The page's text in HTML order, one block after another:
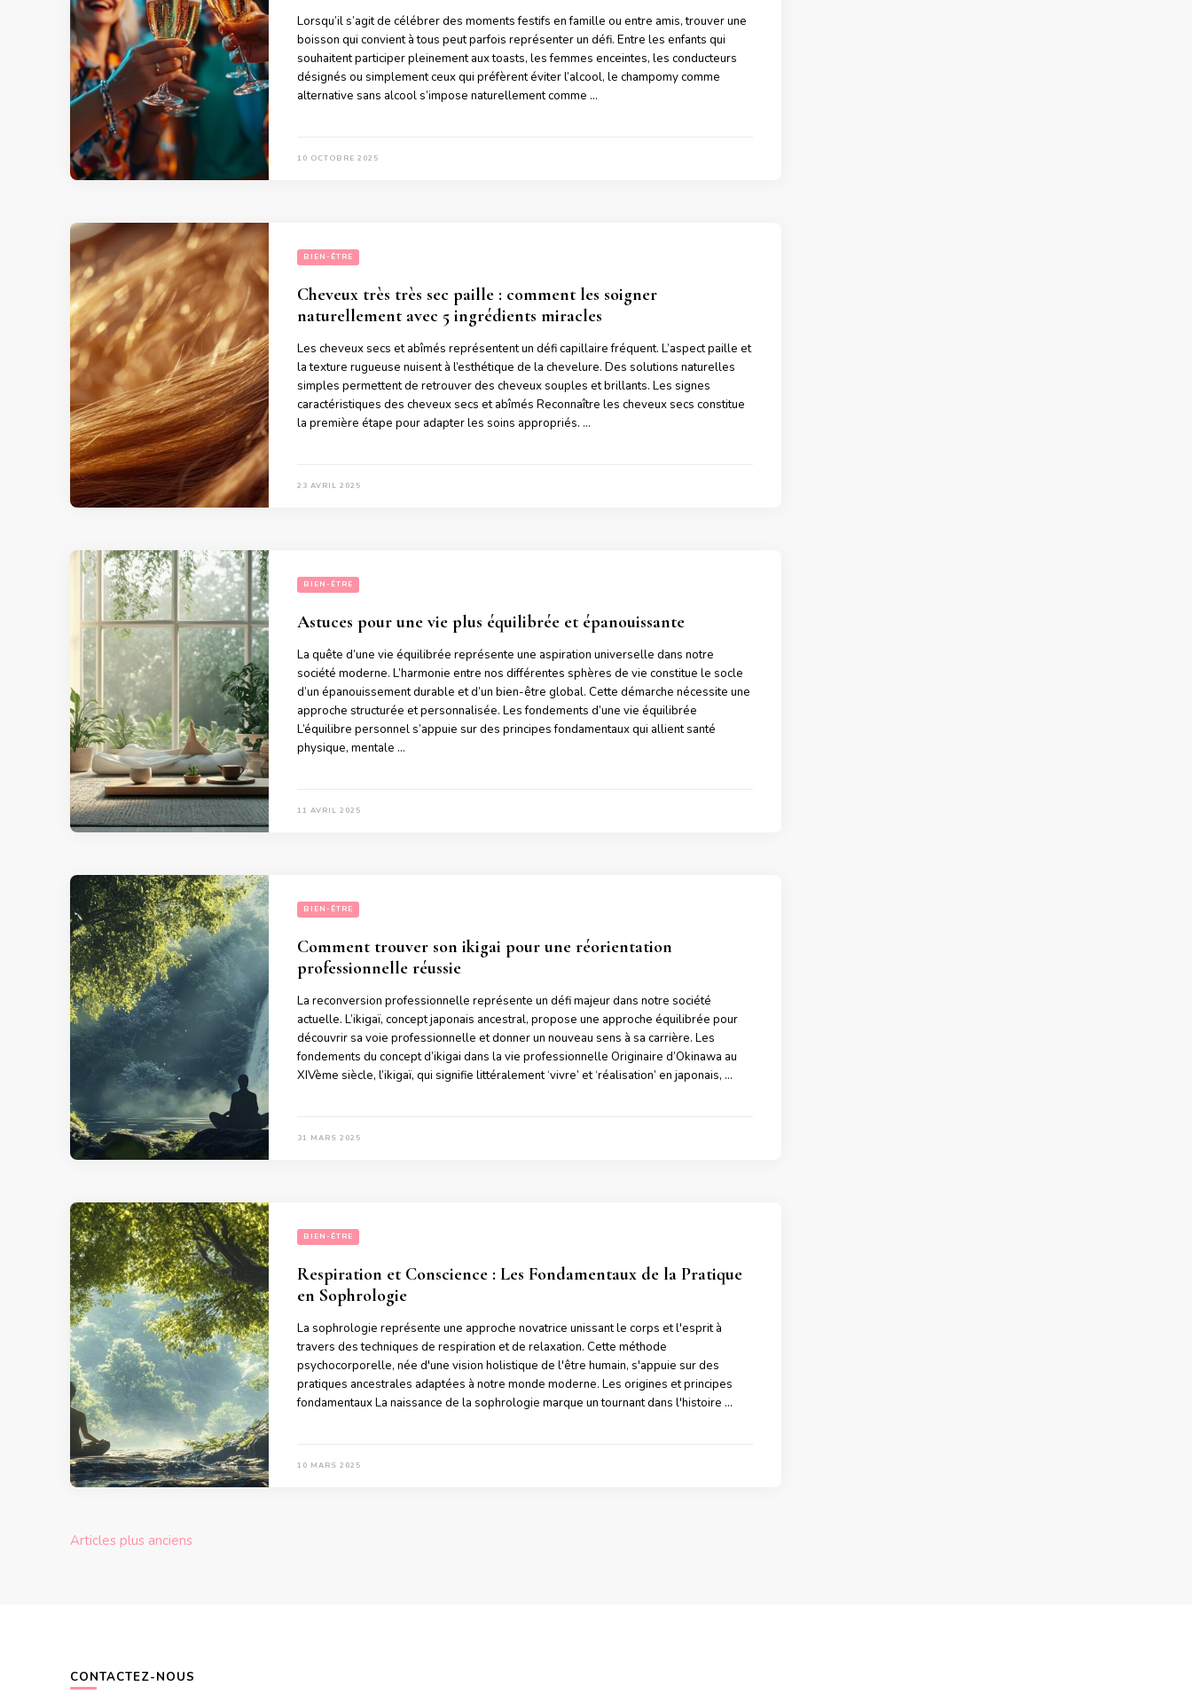
Lorsqu’il s’agit de célébrer des moments festifs en famille ou entre amis, trouver une
boisson qui convient à tous peut parfois représenter un défi. Entre les enfants qui
souhaitent participer pleinement aux toasts, les femmes enceintes, les conducteurs
désignés ou simplement ceux qui préfèrent éviter l’alcool, le champomy comme
alternative sans alcool s’impose naturellement comme …
10 OCTOBRE 2025
BIEN-ÊTRE
Cheveux très très sec paille : comment les soigner
naturellement avec 5 ingrédients miracles
Les cheveux secs et abîmés représentent un défi capillaire fréquent. L’aspect paille et
la texture rugueuse nuisent à l’esthétique de la chevelure. Des solutions naturelles
simples permettent de retrouver des cheveux souples et brillants. Les signes
caractéristiques des cheveux secs et abîmés Reconnaître les cheveux secs constitue
la première étape pour adapter les soins appropriés. …
23 AVRIL 2025
BIEN-ÊTRE
Astuces pour une vie plus équilibrée et épanouissante
La quête d’une vie équilibrée représente une aspiration universelle dans notre
société moderne. L’harmonie entre nos différentes sphères de vie constitue le socle
d’un épanouissement durable et d’un bien-être global. Cette démarche nécessite une
approche structurée et personnalisée. Les fondements d’une vie équilibrée
L’équilibre personnel s’appuie sur des principes fondamentaux qui allient santé
physique, mentale …
11 AVRIL 2025
BIEN-ÊTRE
Comment trouver son ikigai pour une réorientation
professionnelle réussie
La reconversion professionnelle représente un défi majeur dans notre société
actuelle. L’ikigaï, concept japonais ancestral, propose une approche équilibrée pour
découvrir sa voie professionnelle et donner un nouveau sens à sa carrière. Les
fondements du concept d’ikigai dans la vie professionnelle Originaire d’Okinawa au
XIVème siècle, l’ikigaï, qui signifie littéralement ‘vivre’ et ‘réalisation’ en japonais, …
31 MARS 2025
BIEN-ÊTRE
Respiration et Conscience : Les Fondamentaux de la Pratique
en Sophrologie
La sophrologie représente une approche novatrice unissant le corps et l'esprit à
travers des techniques de respiration et de relaxation. Cette méthode
psychocorporelle, née d'une vision holistique de l'être humain, s'appuie sur des
pratiques ancestrales adaptées à notre monde moderne. Les origines et principes
fondamentaux La naissance de la sophrologie marque un tournant dans l'histoire …
10 MARS 2025
Navigation
Articles plus anciens
CONTACTEZ-NOUS